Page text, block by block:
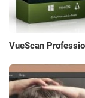
VueScan